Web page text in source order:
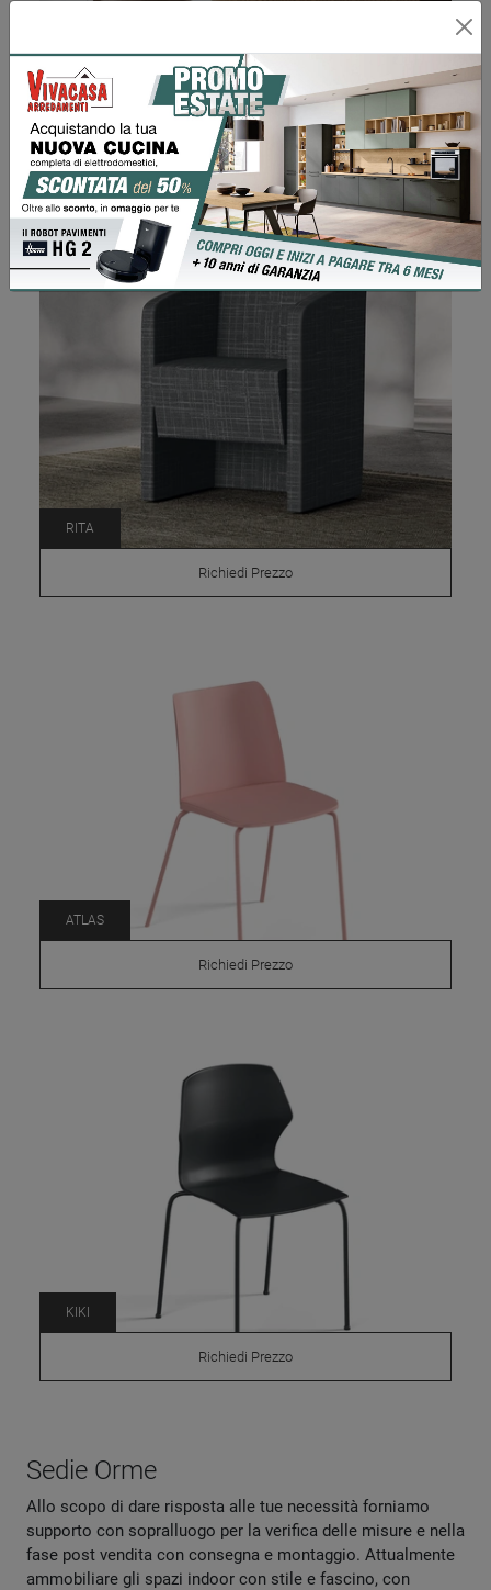
DIANA
Richiedi Prezzo
RITA
Richiedi Prezzo
ATLAS
Richiedi Prezzo
KIKI
Richiedi Prezzo
Sedie Orme
Allo scopo di dare risposta alle tue necessità forniamo
supporto con sopralluogo per la verifica delle misure e nella
fase post vendita con consegna e montaggio. Attualmente
ammobiliare gli spazi indoor con stile e fascino, con